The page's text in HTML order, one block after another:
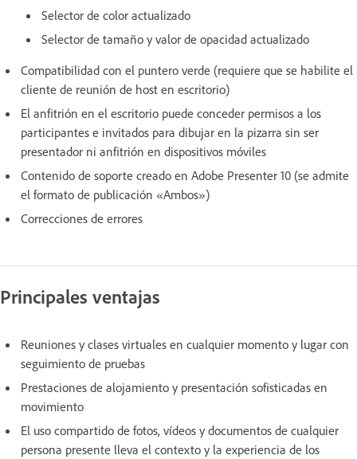
Selector de color actualizado
Selector de tamaño y valor de opacidad actualizado
Compatibilidad con el puntero verde (requiere que se habilite el
cliente de reunión de host en escritorio)
El anfitrión en el escritorio puede conceder permisos a los
participantes e invitados para dibujar en la pizarra sin ser
presentador ni anfitrión en dispositivos móviles
Contenido de soporte creado en Adobe Presenter 10 (se admite
el formato de publicación «Ambos»)
Correcciones de errores
Principales ventajas
Reuniones y clases virtuales en cualquier momento y lugar con
seguimiento de pruebas
Prestaciones de alojamiento y presentación sofisticadas en
movimiento
El uso compartido de fotos, vídeos y documentos de cualquier
persona presente lleva el contexto y la experiencia de los